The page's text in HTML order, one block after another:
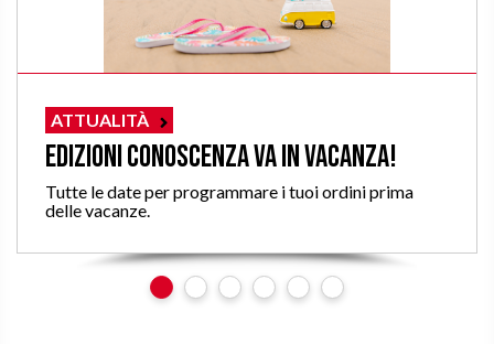
ATTUALITÀ
Edizioni Conoscenza va in vacanza!
Tutte le date per programmare i tuoi ordini prima
delle vacanze.